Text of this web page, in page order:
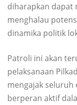
diharapkan dapat
menghalau
dinamika politik
Patroli ini akan
pelaksanaan
mengajak
berperan aktif